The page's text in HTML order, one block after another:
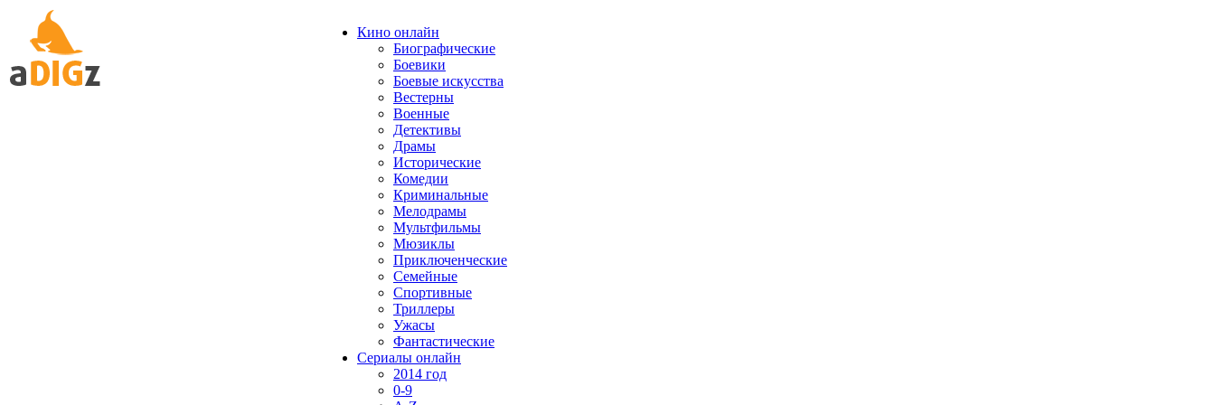
Кино онлайн
Биографические
Боевики
Боевые искусства
Вестерны
Военные
Детективы
Драмы
Исторические
Комедии
Криминальные
Мелодрамы
Мультфильмы
Мюзиклы
Приключенческие
Семейные
Спортивные
Триллеры
Ужасы
Фантастические
Сериалы онлайн
2014 год
0-9